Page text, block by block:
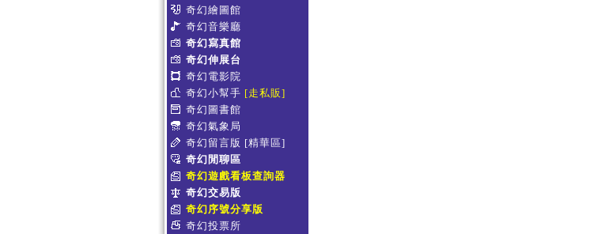
奇幻繪圖館
奇幻音樂廳
奇幻寫真館
奇幻伸展台
奇幻電影院
奇幻小幫手 [走私販]
奇幻圖書館
奇幻氣象局
奇幻留言版 [精華區]
奇幻閒聊區
奇幻遊戲看板查詢器
奇幻交易版
奇幻序號分享版
奇幻投票所